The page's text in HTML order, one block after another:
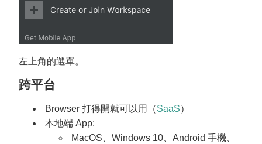
左上角的選單。
跨平台
Browser 打得開就可以用（SaaS）
本地端 App:
MacOS、Windows 10、Android 手機、